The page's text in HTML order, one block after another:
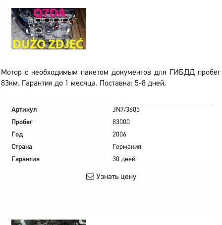
Мотор с необходимым пакетом документов для ГИБДД пробег
83км. Гарантия до 1 месяца. Поставка: 5-8 дней.
Артикул
JN7/3605
Пробег
83000
Год
2006
Страна
Германия
Гарантия
30 дней
Узнать цену